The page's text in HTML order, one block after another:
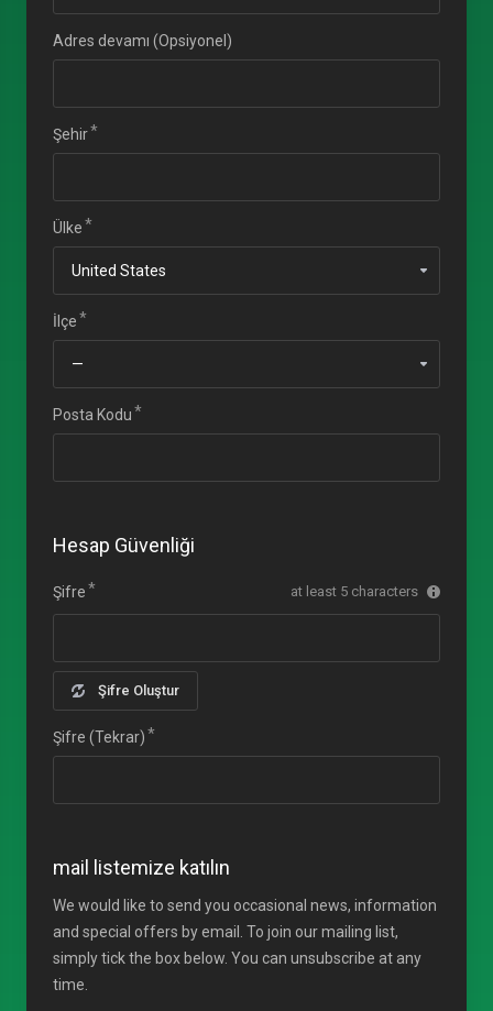
Adres devamı (Opsiyonel)
Şehir
Ülke
İlçe
Posta Kodu
Hesap Güvenliği
Şifre at least 5 characters
Şifre Oluştur
Şifre (Tekrar)
mail listemize katılın
We would like to send you occasional news, information
and special offers by email. To join our mailing list,
simply tick the box below. You can unsubscribe at any
time.